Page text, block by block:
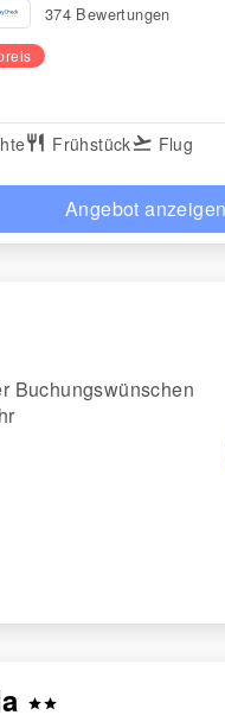
374 Bewertungen
restaurant Frühstückflight_takeoff Flug
Angebot anzeigen
Buchungswünschen
starstar